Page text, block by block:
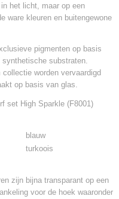
het licht, maar op een
ware kleuren en buitengewone
pigmenten op basis
substraten.
worden vervaardigd
op basis van glas.
set High Sparkle (F8001)
blauw
turkoois
zijn bijna transparant op een
voor de hoek waaronder